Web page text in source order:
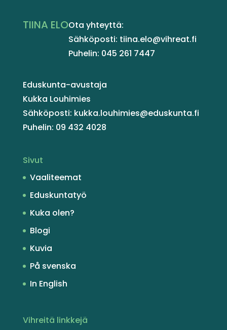
TIINA ELOOta yhteyttä:
Sähköposti: tiina.elo@vihreat.fi
Puhelin: 045 261 7447
Eduskunta-avustaja
Kukka Louhimies
Sähköposti: kukka.louhimies@eduskunta.fi
Puhelin: 09 432 4028
Sivut
Vaaliteemat
Eduskuntatyö
Kuka olen?
Blogi
Kuvia
På svenska
In English
Vihreitä linkkejä